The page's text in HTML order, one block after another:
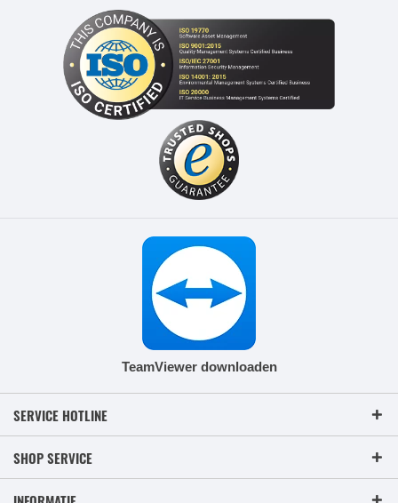
TeamViewer downloaden
SERVICE HOTLINE
SHOP SERVICE